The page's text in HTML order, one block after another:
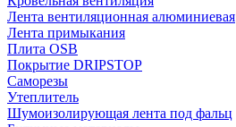
Лента вентиляционная алюминиевая
Лента примыкания
Плита OSB
Покрытие DRIPSTOP
Саморезы
Утеплитель
Шумоизолирующая лента под фальц